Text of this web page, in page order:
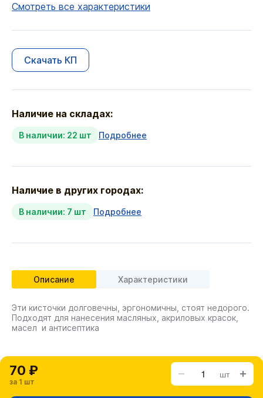
Смотреть все характеристики
Скачать КП
Наличие на складах:
В наличии: 22 шт Подробнее
Наличие в других городах:
В наличии: 7 шт Подробнее
Описание Характеристики
Эти кисточки долговечны, эргономичны, стоят недорого.
Подходят для нанесения масляных, акриловых красок,
масел и антисептика
70 ₽
за 1 шт
шт